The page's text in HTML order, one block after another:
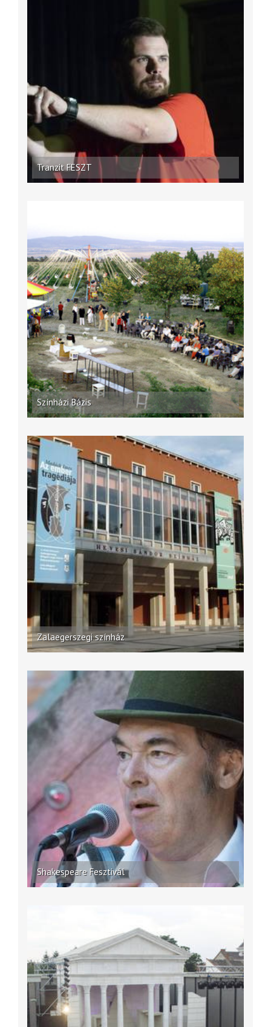
Tranzit FESZT
Színházi Bázis
Zalaegerszegi színház
Shakespeare Fesztivál